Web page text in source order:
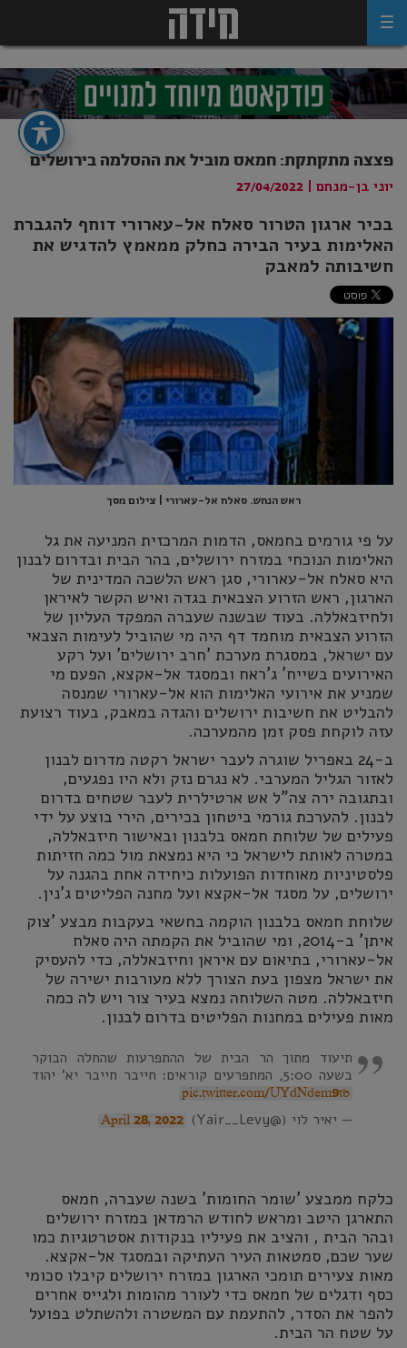
פצצה מתקתקת: חמאס מוביל את ההסלמה בירושלים
יוני בן-מנחם
27/04/2022
בכיר ארגון הטרור סאלח אל-עארורי דוחף להגברת
האלימות בעיר הבירה כחלק ממאמץ להדגיש את
חשיבותה למאבק
ראש הנחש. סאלח אל-עארורי | צילום מסך
על פי גורמים בחמאס, הדמות המרכזית המניעה את גל
האלימות הנוכחי במזרח ירושלים, בהר הבית ובדרום לבנון
היא סאלח אל-עארורי, סגן ראש הלשכה המדינית של
הארגון, ראש הזרוע הצבאית בגדה ואיש הקשר לאיראן
ולחיזבאללה. בעוד שבשנה שעברה המפקד העליון של
הזרוע הצבאית מוחמד דף היה מי שהוביל לעימות הצבאי
עם ישראל, במסגרת מערכת 'חרב ירושלים' ועל רקע
האירועים בשייח' ג'ראח ובמסגד אל-אקצא, הפעם מי
שמניע את אירועי האלימות הוא אל-עארורי שמנסה
להבליט את חשיבות ירושלים והגדה במאבק, בעוד רצועת
עזה לוקחת פסק זמן מהמערכה.
ב-24 באפריל שוגרה לעבר ישראל רקטה מדרום לבנון
לאזור הגליל המערבי. לא נגרם נזק ולא היו נפגעים,
ובתגובה ירה צה"ל אש ארטילרית לעבר שטחים בדרום
לבנון. להערכת גורמי ביטחון בכירים, הירי בוצע על ידי
פעילים של שלוחת חמאס בלבנון ובאישור חיזבאללה,
במטרה לאותת לישראל כי היא נמצאת מול כמה חזיתות
פלסטיניות מאוחדות הפועלות כיחידה אחת בהגנה על
ירושלים, על מסגד אל-אקצא ועל מחנה הפליטים ג'נין.
שלוחת חמאס בלבנון הוקמה בחשאי בעקבות מבצע 'צוק
איתן' ב-2014, ומי שהוביל את הקמתה היה סאלח
אל-עארורי, בתיאום עם איראן וחיזבאללה, כדי להעסיק
את ישראל מצפון בעת הצורך ללא מעורבות ישירה של
חיזבאללה. מטה השלוחה נמצא בעיר צור ויש לה כמה
מאות פעילים במחנות הפליטים בדרום לבנון.
תיעוד מתוך הר הבית של ההתפרעות שהחלה הבוקר
בשעה 5:00, המתפרעים קוראים: חייבר חייבר יא' יהוד
pic.twitter.com/UYdNdem9tb
— יאיר לוי (@Yair__Levy) April 28, 2022
כלקח ממבצע 'שומר החומות' בשנה שעברה, חמאס
התארגן היטב ומראש לחודש הרמדאן במזרח ירושלים
ובהר הבית , והציב את פעיליו בנקודות אסטרטגיות כמו
שער שכם, סמטאות העיר העתיקה ובמסגד אל-אקצא.
מאות צעירים תומכי הארגון במזרח ירושלים קיבלו סכומי
כסף ודגלים של חמאס כדי לעורר מהומות ולגייס אחרים
להפר את הסדר, להתעמת עם המשטרה ולהשתלט בפועל
על שטח הר הבית.